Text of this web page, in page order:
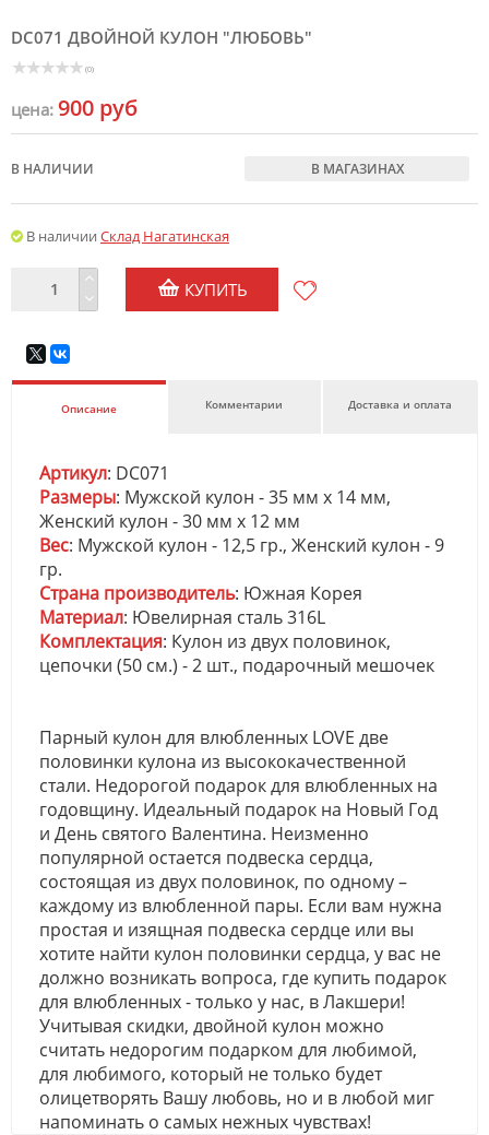
DC071 ДВОЙНОЙ КУЛОН "ЛЮБОВЬ"
(0)
цена: 900 руб
В НАЛИЧИИ В МАГАЗИНАХ
В наличии Склад Нагатинская
КУПИТЬ
Описание Комментарии Доставка и оплата
Артикул: DC071
Размеры: Мужской кулон - 35 мм х 14 мм,
Женский кулон - 30 мм х 12 мм
Вес: Мужской кулон - 12,5 гр., Женский кулон - 9
гр.
Страна производитель: Южная Корея
Материал: Ювелирная сталь 316L
Комплектация: Кулон из двух половинок,
цепочки (50 см.) - 2 шт., подарочный мешочек
Парный кулон для влюбленных LOVE две
половинки кулона из высококачественной
стали. Недорогой подарок для влюбленных на
годовщину. Идеальный подарок на Новый Год
и День святого Валентина. Неизменно
популярной остается подвеска сердца,
состоящая из двух половинок, по одному –
каждому из влюбленной пары. Если вам нужна
простая и изящная подвеска сердце или вы
хотите найти кулон половинки сердца, у вас не
должно возникать вопроса, где купить подарок
для влюбленных - только у нас, в Лакшери!
Учитывая скидки, двойной кулон можно
считать недорогим подарком для любимой,
для любимого, который не только будет
олицетворять Вашу любовь, но и в любой миг
напоминать о самых нежных чувствах!